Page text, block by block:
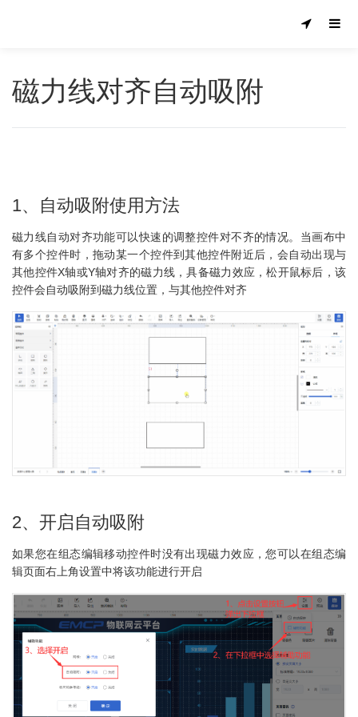
磁力线对齐自动吸附
1、自动吸附使用方法
磁力线自动对齐功能可以快速的调整控件对不齐的情况。当画布中
有多个控件时，拖动某一个控件到其他控件附近后，会自动出现与
其他控件X轴或Y轴对齐的磁力线，具备磁力效应，松开鼠标后，该
控件会自动吸附到磁力线位置，与其他控件对齐
2、开启自动吸附
如果您在组态编辑移动控件时没有出现磁力效应，您可以在组态编
辑页面右上角设置中将该功能进行开启